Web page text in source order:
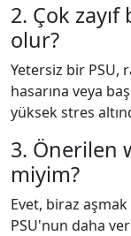
2. Çok
olur?
Yetersiz bir PSU,
hasarına veya
yüksek stres
3. Önerilen
miyim?
Evet, biraz
PSU'nun daha